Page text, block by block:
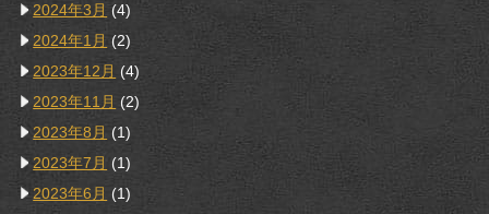
2024年3月 (4)
2024年1月 (2)
2023年12月 (4)
2023年11月 (2)
2023年8月 (1)
2023年7月 (1)
2023年6月 (1)